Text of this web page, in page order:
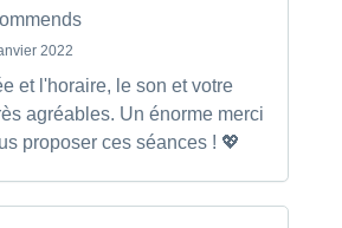
2022
et l'horaire, le son et votre
agréables. Un énorme merci
proposer ces séances ! 💖